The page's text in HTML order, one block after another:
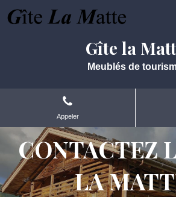
Gîte la
Meublés de
Appeler
CONTACTEZ
LA